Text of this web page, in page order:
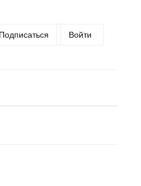
Подписаться Войти